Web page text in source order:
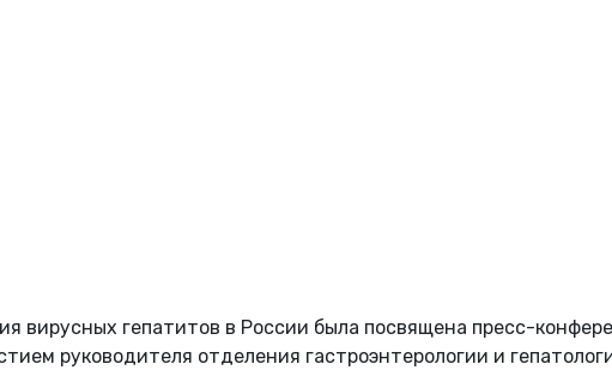
вирусных гепатитов в России была посвящена пресс-
руководителя отделения гастроэнтерологии и